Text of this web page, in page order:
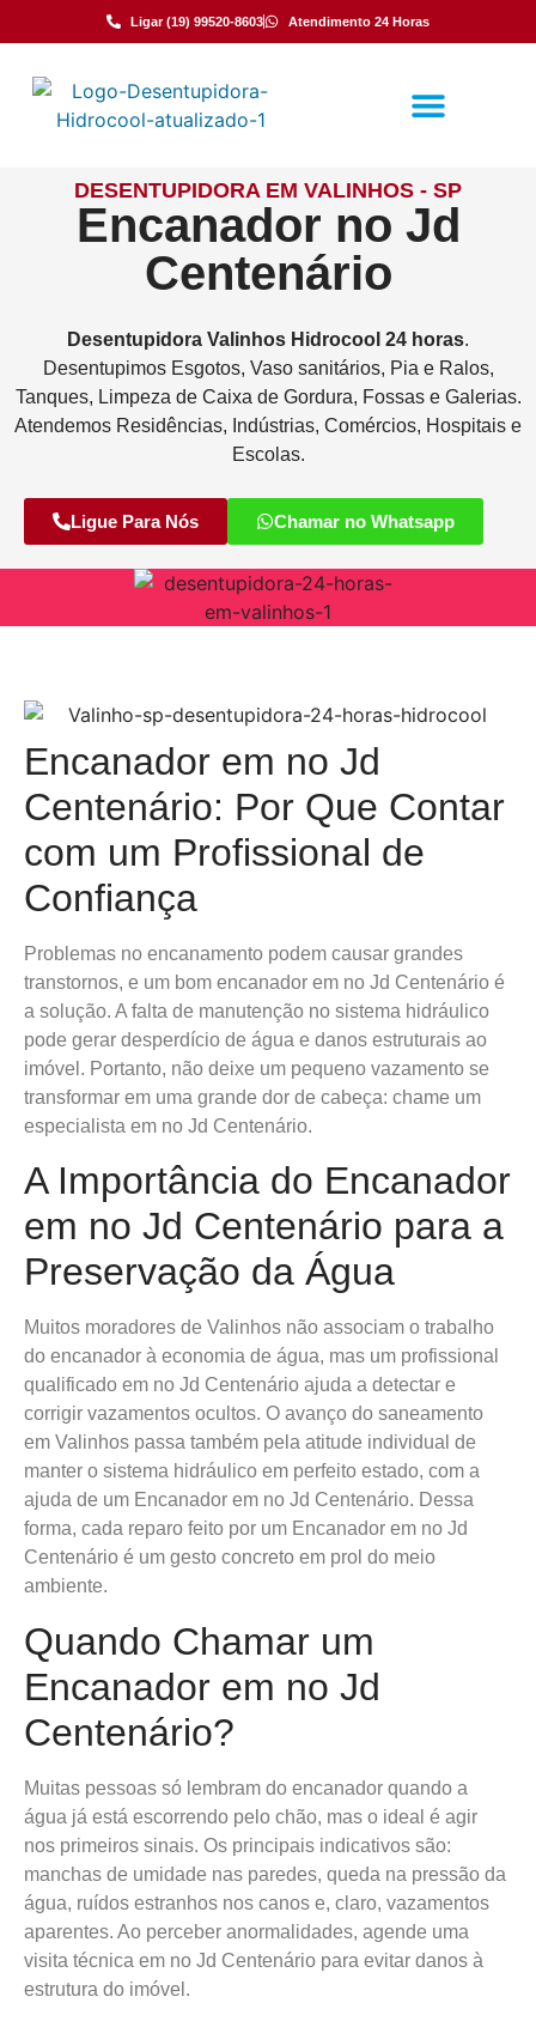
Ligar (19) 99520-8603 Atendimento 24 Horas
DESENTUPIDORA EM VALINHOS - SP
Encanador no Jd
Centenário
Desentupidora Valinhos Hidrocool 24 horas.
Desentupimos Esgotos, Vaso sanitários, Pia e Ralos,
Tanques, Limpeza de Caixa de Gordura, Fossas e Galerias.
Atendemos Residências, Indústrias, Comércios, Hospitais e
Escolas.
Ligue Para Nós Chamar no Whatsapp
Encanador em no Jd
Centenário: Por Que Contar
com um Profissional de
Confiança
Problemas no encanamento podem causar grandes
transtornos, e um bom encanador em no Jd Centenário é
a solução. A falta de manutenção no sistema hidráulico
pode gerar desperdício de água e danos estruturais ao
imóvel. Portanto, não deixe um pequeno vazamento se
transformar em uma grande dor de cabeça: chame um
especialista em no Jd Centenário.
A Importância do Encanador
em no Jd Centenário para a
Preservação da Água
Muitos moradores de Valinhos não associam o trabalho
do encanador à economia de água, mas um profissional
qualificado em no Jd Centenário ajuda a detectar e
corrigir vazamentos ocultos. O avanço do saneamento
em Valinhos passa também pela atitude individual de
manter o sistema hidráulico em perfeito estado, com a
ajuda de um Encanador em no Jd Centenário. Dessa
forma, cada reparo feito por um Encanador em no Jd
Centenário é um gesto concreto em prol do meio
ambiente.
Quando Chamar um
Encanador em no Jd
Centenário?
Muitas pessoas só lembram do encanador quando a
água já está escorrendo pelo chão, mas o ideal é agir
nos primeiros sinais. Os principais indicativos são:
manchas de umidade nas paredes, queda na pressão da
água, ruídos estranhos nos canos e, claro, vazamentos
aparentes. Ao perceber anormalidades, agende uma
visita técnica em no Jd Centenário para evitar danos à
estrutura do imóvel.